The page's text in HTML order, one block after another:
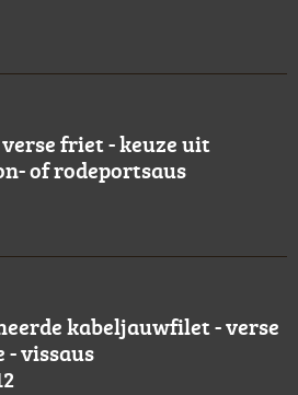
friet - keuze uit
of rodeportsaus
kabeljauwfilet - verse
- vissaus